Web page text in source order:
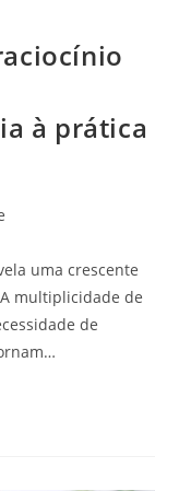
à prática
uma crescente
multiplicidade de
de